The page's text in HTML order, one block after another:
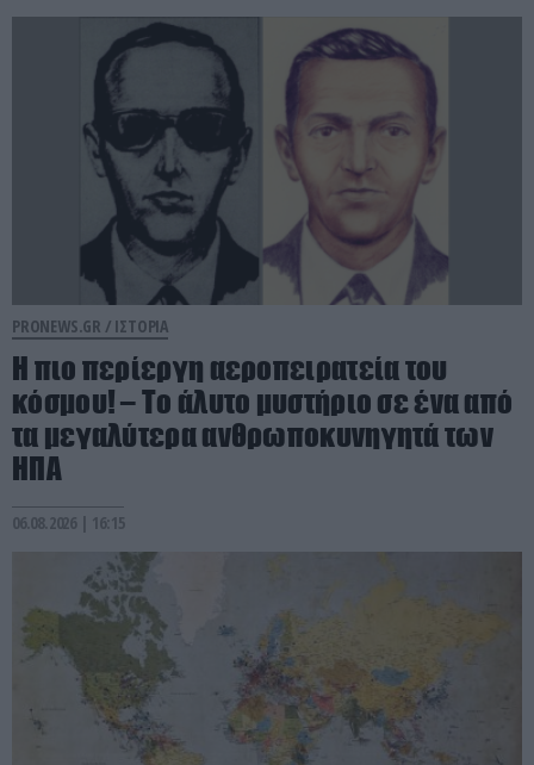
PRONEWS.GR / ΙΣΤΟΡΙΑ
Η πιο περίεργη αεροπειρατεία του
κόσμου! – Το άλυτο μυστήριο σε ένα από
τα μεγαλύτερα ανθρωποκυνηγητά των
ΗΠΑ
06.08.2026 | 16:15